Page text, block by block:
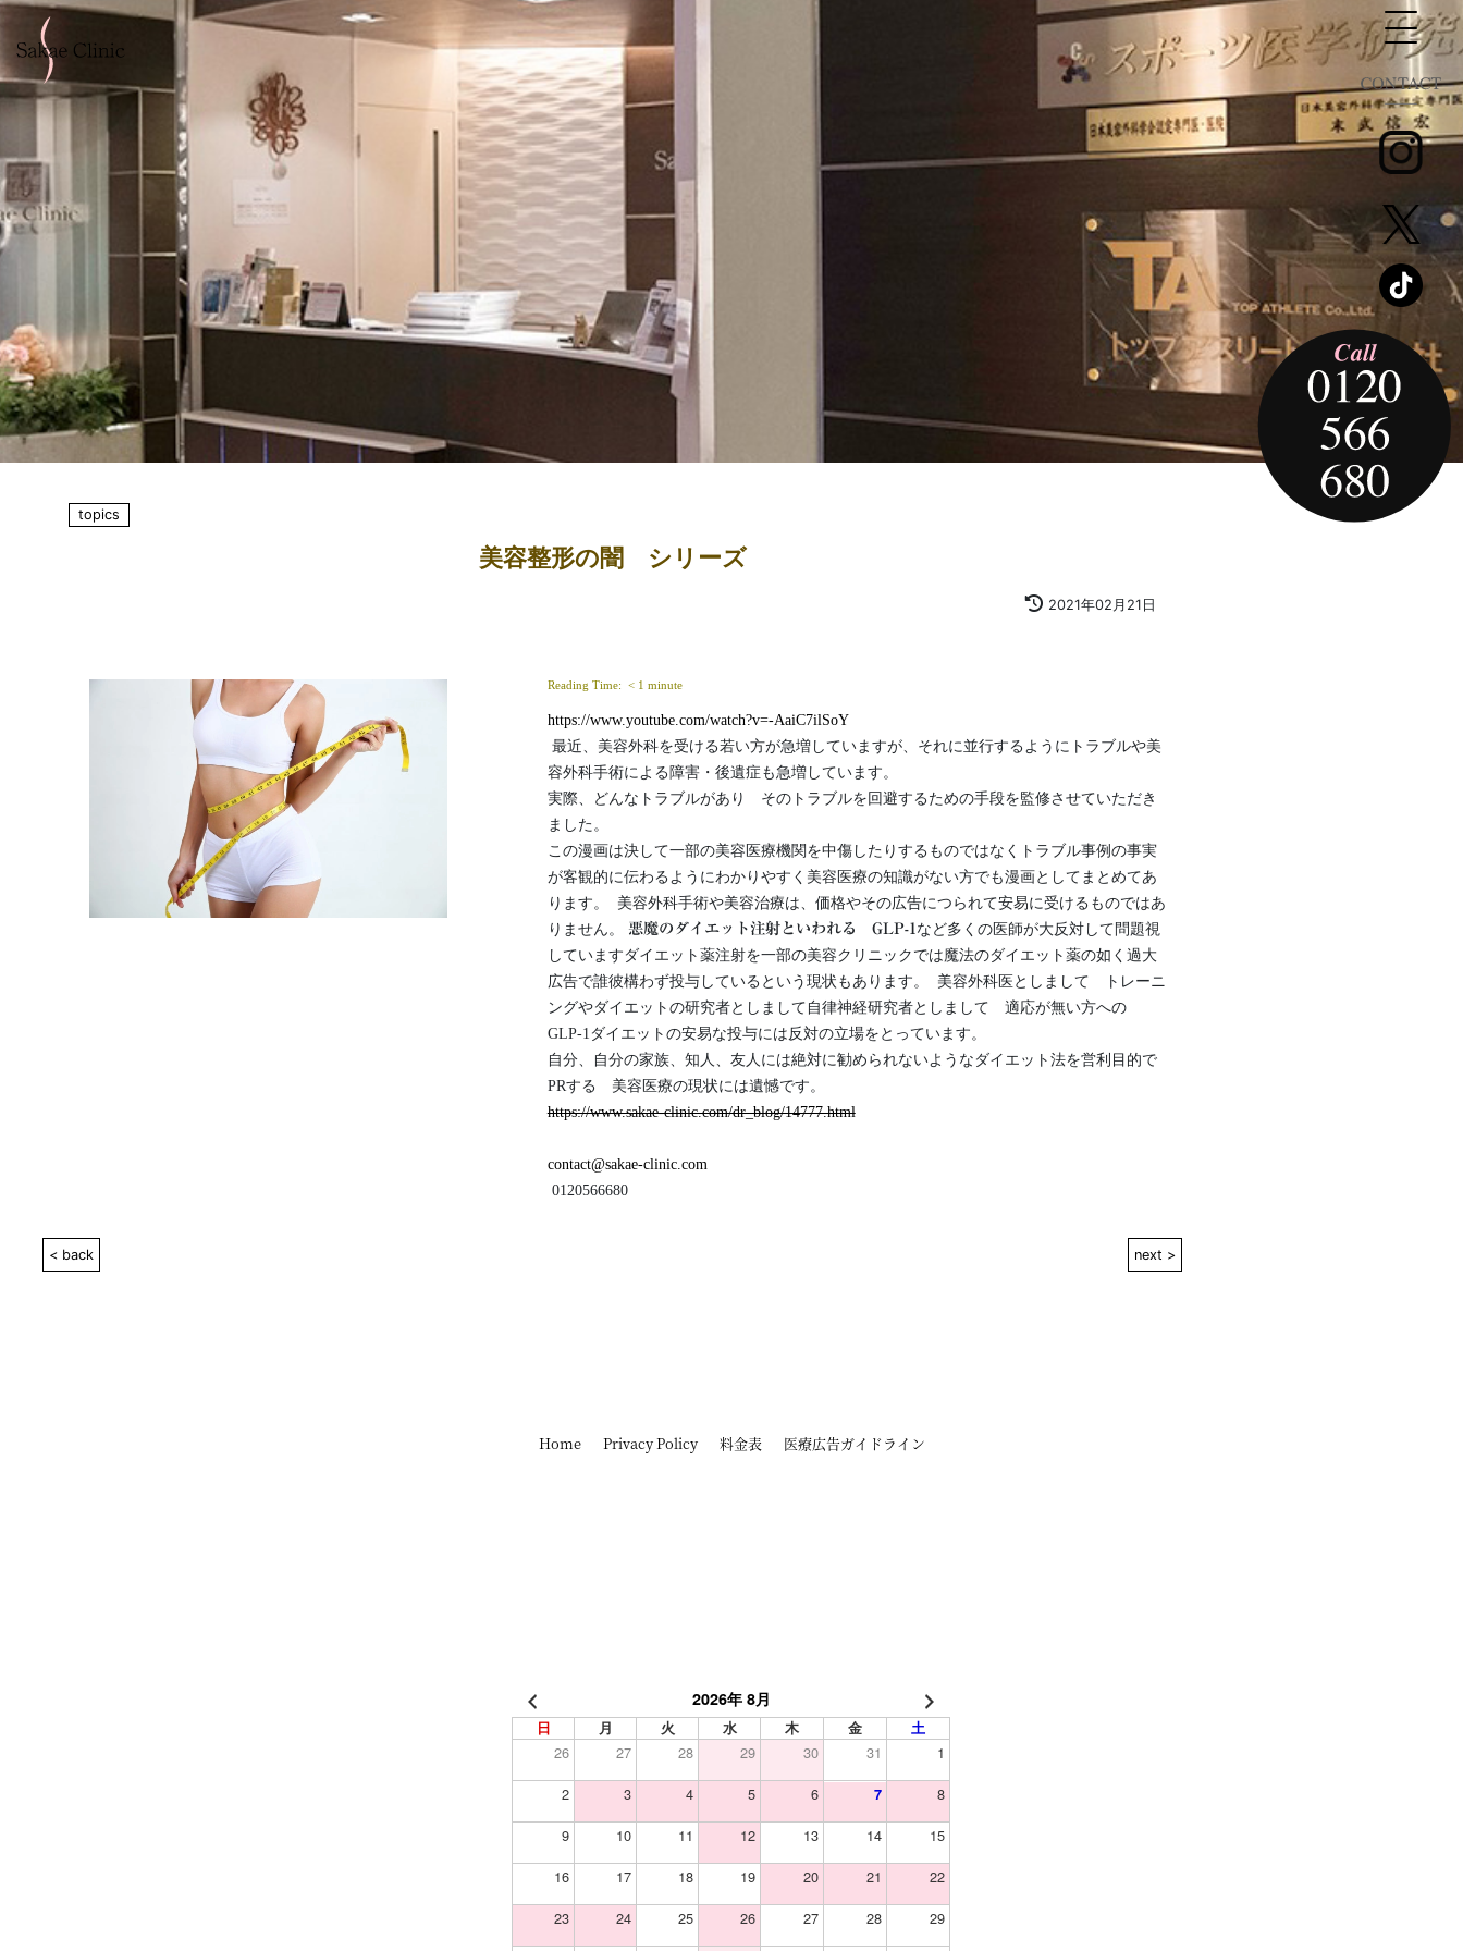
topics
美容整形の闇 シリーズ
2021年02月21日
Reading Time: < 1 minute
https://www.youtube.com/watch?v=-AaiC7ilSoY
容外科手術による障害・後遺症も急増しています。
実際、どんなトラブルがあり　そのトラブルを回避するための手段を監修させていただき
ました。
この漫画は決して一部の美容医療機関を中傷したりするものではなくトラブル事例の事実
が客観的に伝わるようにわかりやすく美容医療の知識がない方でも漫画としてまとめてあ
ります。  美容外科手術や美容治療は、価格やその広告につられて安易に受けるものではあ
りません。 悪魔のダイエット注射といわれる　GLP-1 など多くの医師が大反対して問題視
していますダイエット薬注射を一部の美容クリニックでは魔法のダイエット薬の如く過大
広告で誰彼構わず投与しているという現状もあります。  美容外科医としまして　トレーニ
ングやダイエットの研究者としまして自律神経研究者としまして　適応が無い方への
GLP-1ダイエットの安易な投与には反対の立場をとっています。
自分、自分の家族、知人、友人には絶対に勧められないようなダイエット法を営利目的で
PRする　美容医療の現状には遺憾です。
https://www.sakae-clinic.com/dr_blog/14777.html
contact@sakae-clinic.com
0120566680
< back next >
Home Privacy Policy 料金表 医療広告ガイドライン
2026年 8月
日 月 火 水 木 金 土
26 27 28 29 30 31
1
2
3 4 5 6 7
8
9
10 11 12 13 14
15
16
17 18 19 20 21
22
23
24 25 26 27 28
29